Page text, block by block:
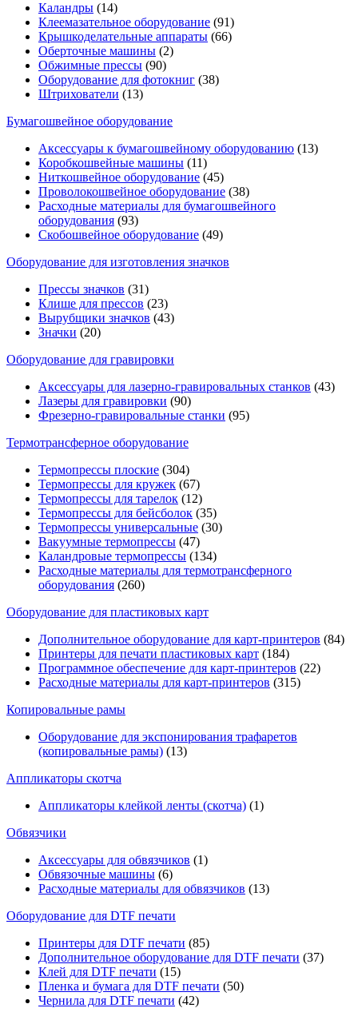
Каландры (14)
Клеемазательное оборудование (91)
Крышкоделательные аппараты (66)
Оберточные машины (2)
Обжимные прессы (90)
Оборудование для фотокниг (38)
Штрихователи (13)
Бумагошвейное оборудование
Аксессуары к бумагошвейному оборудованию (13)
Коробкошвейные машины (11)
Ниткошвейное оборудование (45)
Проволокошвейное оборудование (38)
Расходные материалы для бумагошвейного
оборудования (93)
Скобошвейное оборудование (49)
Оборудование для изготовления значков
Прессы значков (31)
Клише для прессов (23)
Вырубщики значков (43)
Значки (20)
Оборудование для гравировки
Аксессуары для лазерно-гравировальных станков (43)
Лазеры для гравировки (90)
Фрезерно-гравировальные станки (95)
Термотрансферное оборудование
Термопрессы плоские (304)
Термопрессы для кружек (67)
Термопрессы для тарелок (12)
Термопрессы для бейсболок (35)
Термопрессы универсальные (30)
Вакуумные термопрессы (47)
Каландровые термопрессы (134)
Расходные материалы для термотрансферного
оборудования (260)
Оборудование для пластиковых карт
Дополнительное оборудование для карт-принтеров (84)
Принтеры для печати пластиковых карт (184)
Программное обеспечение для карт-принтеров (22)
Расходные материалы для карт-принтеров (315)
Копировальные рамы
Оборудование для экспонирования трафаретов
(копировальные рамы) (13)
Аппликаторы скотча
Аппликаторы клейкой ленты (скотча) (1)
Обвязчики
Аксессуары для обвязчиков (1)
Обвязочные машины (6)
Расходные материалы для обвязчиков (13)
Оборудование для DTF печати
Принтеры для DTF печати (85)
Дополнительное оборудование для DTF печати (37)
Клей для DTF печати (15)
Пленка и бумага для DTF печати (50)
Чернила для DTF печати (42)